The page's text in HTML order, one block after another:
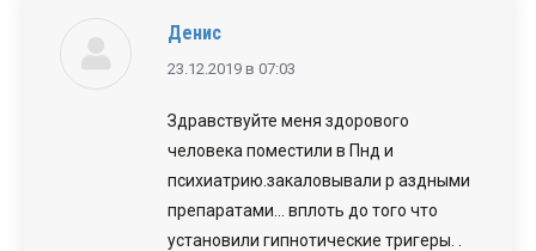
Денис
говорит:
23.12.2019 в 07:03
Здравствуйте меня здорового
человека поместили в Пнд и
психиатрию.закаловывали р аздными
препаратами… вплоть до того что
установили гипнотические тригеры. .